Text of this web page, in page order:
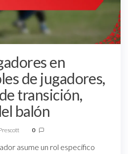
en
de jugadores,
transición,
balón
0
asume un rol específico